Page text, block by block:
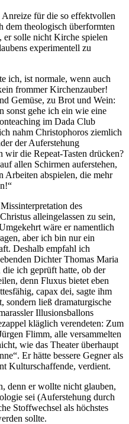
für die so effektvollen
dem theologisch überformten
er solle nicht Kirche spielen
experimentell zu
ich, ist normale, wenn auch
frommer Kirchenzauber!
Gemüse, zu Brot und Wein:
sonst gehe ich ein wie eine
im Dada Club
nahm Christophoros ziemlich
der Auferstehung
wir die Repeat-Tasten drücken?
allen Schirmen auferstehen,
abspielen, die mehr
des
alleingelassen zu sein,
wäre er namentlich
aber ich bin nur ein
Deshalb empfahl ich
Dichter Thomas Maria
ich geprüft hatte, ob der
denn Fluxus bietet eben
capax dei, sagte ihm
ließ dramaturgische
Illusionsballons
kläglich verendeten: Zum
Flimm, alle versammelten
wie das Theater überhaupt
Er hätte bessere Gegner als
Kulturschaffende, verdient.
denn er wollte nicht glauben,
sei (Auferstehung durch
Stoffwechsel als höchstes
sollte.